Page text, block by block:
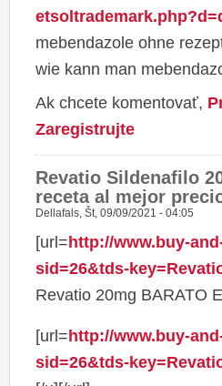
mebendazole ohne
wie kann man
Ak chcete komentovať,
Zaregistrujte
Revatio Sildenafilo
receta al mejor
Dellafals, Št, 09/09/2021 - 04:05
[url=http://www.buy-
sid=26&tds-
Revatio 20mg BARATO
[url=http://www.buy-
sid=26&tds-